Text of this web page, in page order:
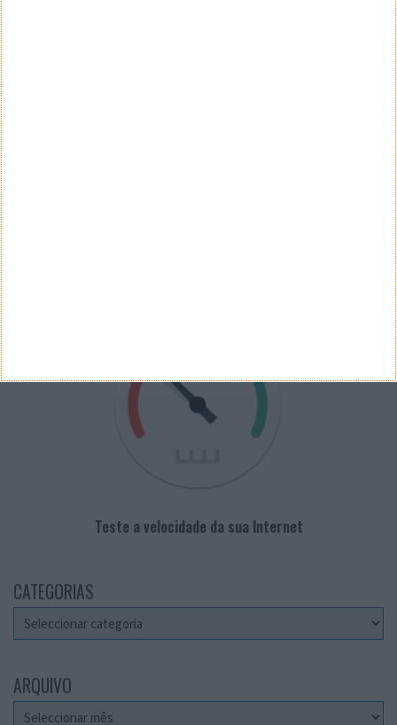
Teste a velocidade da sua Internet
CATEGORIAS
Categorias
ARQUIVO
Arquivo